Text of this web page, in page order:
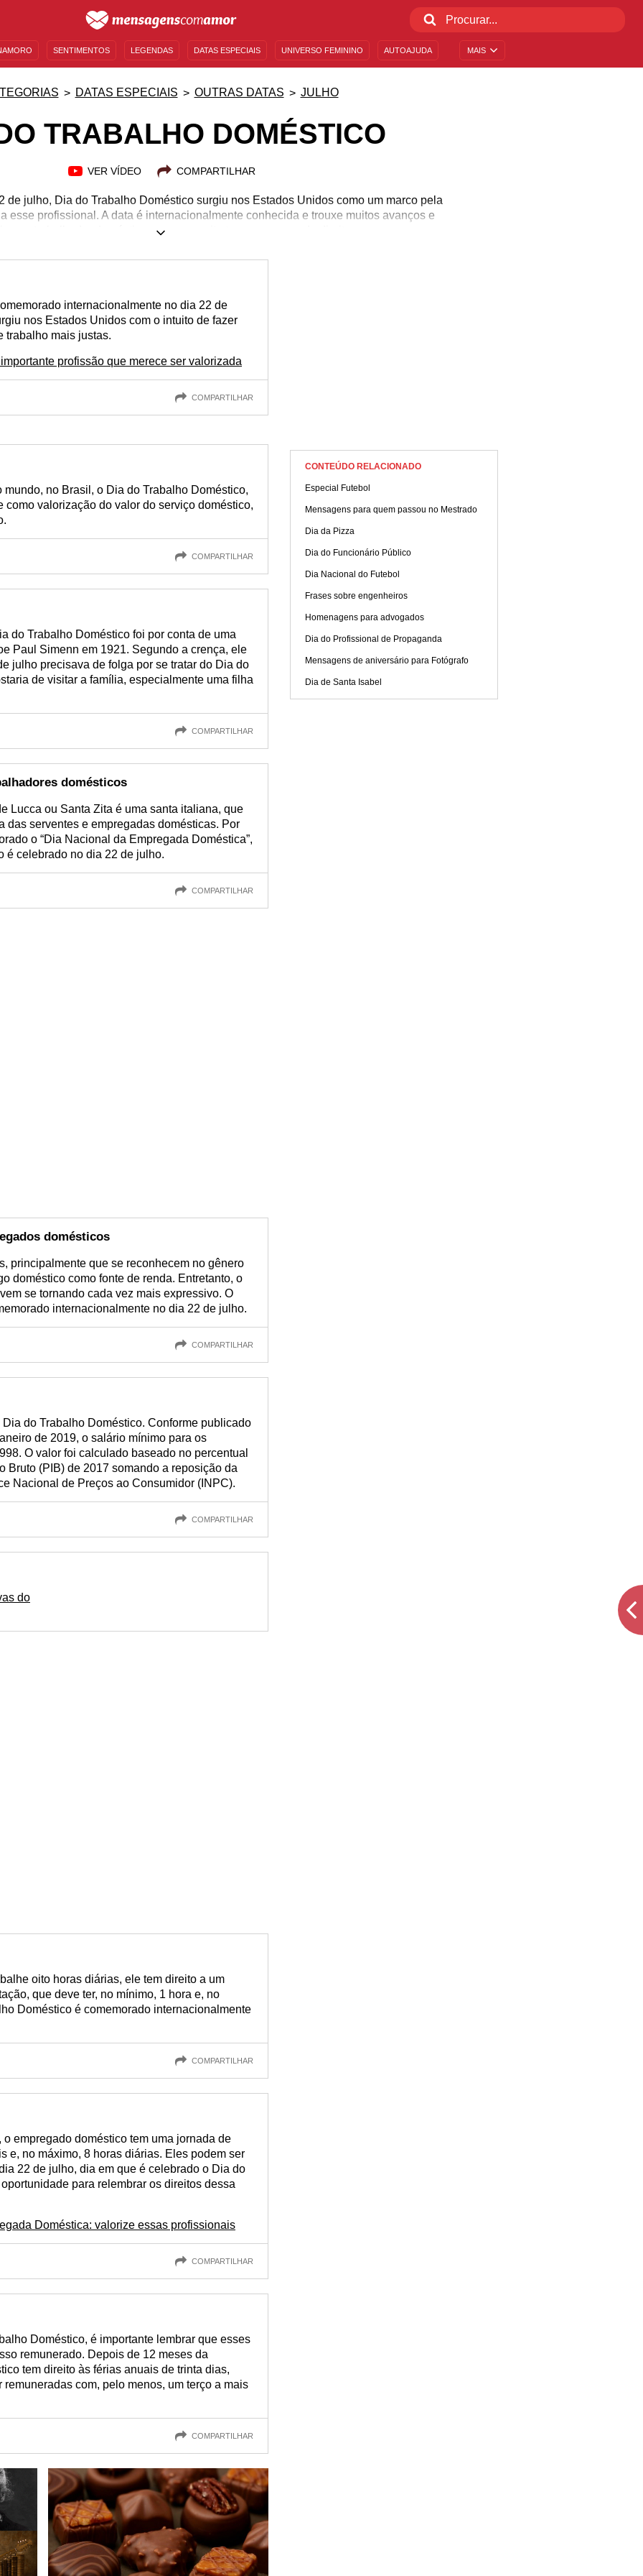
MAIS
SENTIMENTOS LEGENDAS DATAS ESPECIAIS UNIVERSO FEMININO AUTOAJUDA
DATAS ESPECIAIS OUTRAS DATAS JULHO
TRABALHO DOMÉSTICO
VER VÍDEO COMPARTILHAR
de julho, Dia do Trabalho Doméstico surgiu nos Estados Unidos como um marco pela
esse profissional. A data é internacionalmente conhecida e trouxe muitos avanços e
ao trabalhador doméstico, que por muito tempo careceu de direitos.
internacionalmente no dia 22 de
nos Estados Unidos com o intuito de fazer
trabalho mais justas.
profissão que merece ser valorizada
COMPARTILHAR
no Brasil, o Dia do Trabalho Doméstico,
como valorização do valor do serviço doméstico,
COMPARTILHAR
do Trabalho Doméstico foi por conta de uma
Paul Simenn em 1921. Segundo a crença, ele
julho precisava de folga por se tratar do Dia do
de visitar a família, especialmente uma filha
COMPARTILHAR
domésticos
Lucca ou Santa Zita é uma santa italiana, que
das serventes e empregadas domésticas. Por
o “Dia Nacional da Empregada Doméstica”,
é celebrado no dia 22 de julho.
COMPARTILHAR
domésticos
principalmente que se reconhecem no gênero
doméstico como fonte de renda. Entretanto, o
se tornando cada vez mais expressivo. O
internacionalmente no dia 22 de julho.
COMPARTILHAR
do Trabalho Doméstico. Conforme publicado
de 2019, o salário mínimo para os
O valor foi calculado baseado no percentual
Bruto (PIB) de 2017 somando a reposição da
Nacional de Preços ao Consumidor (INPC).
COMPARTILHAR
do
oito horas diárias, ele tem direito a um
que deve ter, no mínimo, 1 hora e, no
Doméstico é comemorado internacionalmente
COMPARTILHAR
empregado doméstico tem uma jornada de
e, no máximo, 8 horas diárias. Eles podem ser
22 de julho, dia em que é celebrado o Dia do
para relembrar os direitos dessa
Doméstica: valorize essas profissionais
COMPARTILHAR
Doméstico, é importante lembrar que esses
remunerado. Depois de 12 meses da
tem direito às férias anuais de trinta dias,
com, pelo menos, um terço a mais
COMPARTILHAR
CONTEÚDO RELACIONADO
Especial Futebol
Mensagens para quem passou no Mestrado
Dia da Pizza
Dia do Funcionário Público
Dia Nacional do Futebol
Frases sobre engenheiros
Homenagens para advogados
Dia do Profissional de Propaganda
Mensagens de aniversário para Fotógrafo
Dia de Santa Isabel